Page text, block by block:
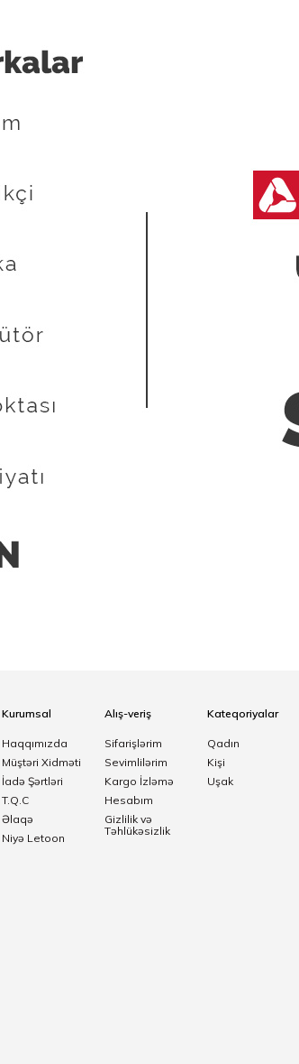
Kurumsal
Haqqımızda
Müştəri Xidməti
İadə Şərtləri
T.Q.C
Əlaqə
Niyə Letoon
Alış-veriş
Sifarişlərim
Sevimlilərim
Kargo İzləmə
Hesabım
Gizlilik və
Təhlükəsizlik
Kateqoriyalar
Qadın
Kişi
Uşak